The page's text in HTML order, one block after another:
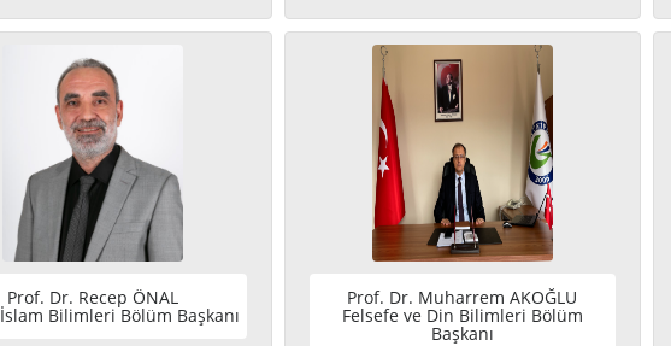
Prof. Dr. Recep ÖNAL
Bilimleri Bölüm Başkanı
Prof. Dr. Muharrem AKOĞLU
Felsefe ve Din Bilimleri Bölüm
Başkanı